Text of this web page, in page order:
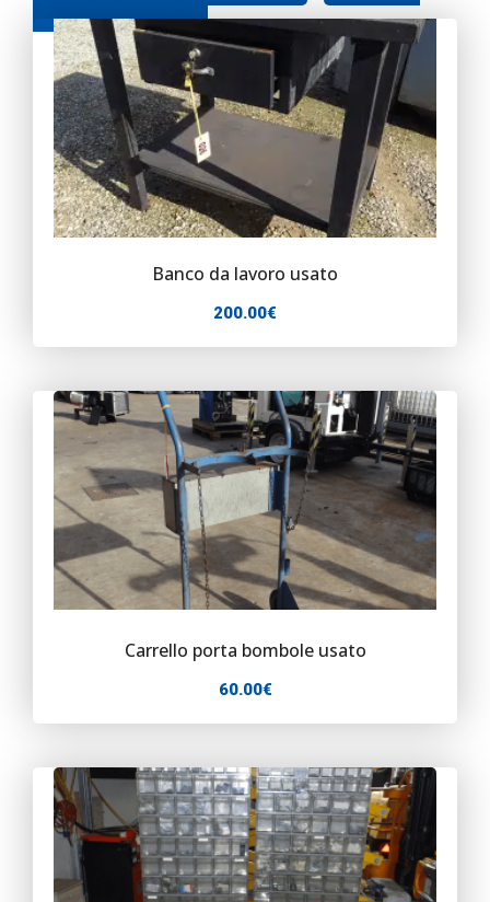
Contatti
Banco da lavoro usato
200.00€
Carrello porta bombole usato
60.00€